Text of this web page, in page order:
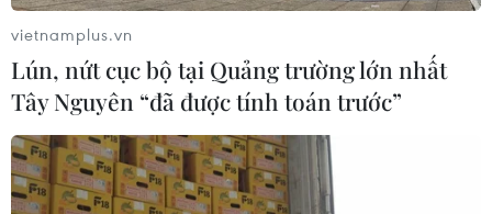
vietnamplus.vn
Lún, nứt cục bộ tại Quảng trường lớn nhất
Tây Nguyên “đã được tính toán trước”